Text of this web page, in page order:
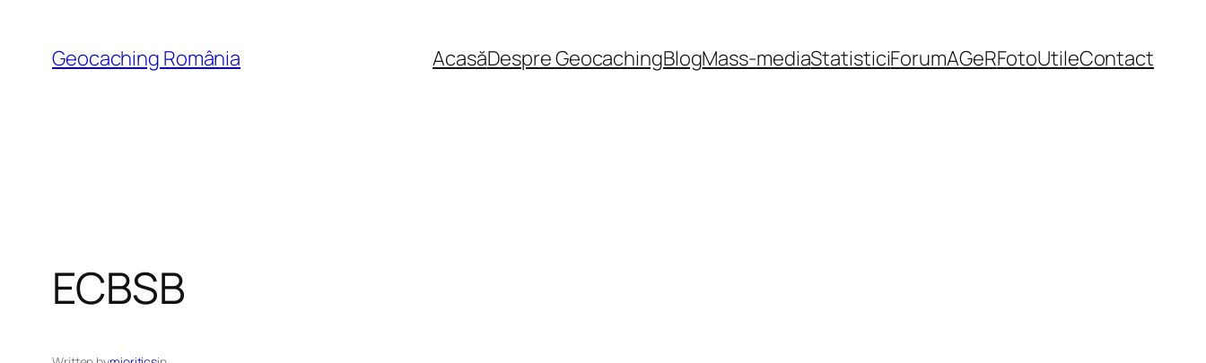
content
Geocaching România AcasăDespre GeocachingBlogMass-mediaStatisticiForumAGeRFotoUtileContact
ECBSB